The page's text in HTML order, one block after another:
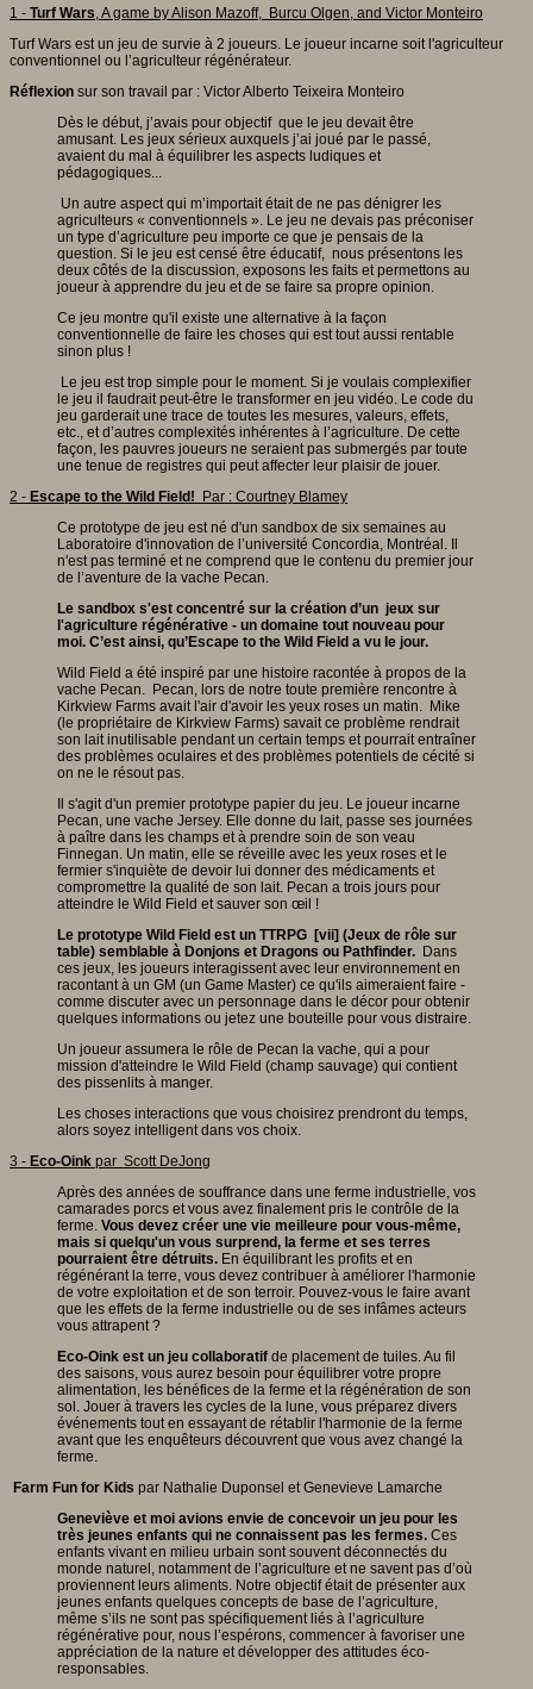
1 - Turf Wars, A game by Alison Mazoff, Burcu Olgen, and Victor Monteiro
Turf Wars est un jeu de survie à 2 joueurs. Le joueur incarne soit l'agriculteur
conventionnel ou l’agriculteur régénérateur.
Réflexion sur son travail par : Victor Alberto Teixeira Monteiro
Dès le début, j’avais pour objectif que le jeu devait être
amusant. Les jeux sérieux auxquels j’ai joué par le passé,
avaient du mal à équilibrer les aspects ludiques et
pédagogiques...
Un autre aspect qui m’importait était de ne pas dénigrer les
agriculteurs « conventionnels ». Le jeu ne devais pas préconiser
un type d’agriculture peu importe ce que je pensais de la
question. Si le jeu est censé être éducatif, nous présentons les
deux côtés de la discussion, exposons les faits et permettons au
joueur à apprendre du jeu et de se faire sa propre opinion.
Ce jeu montre qu'il existe une alternative à la façon
conventionnelle de faire les choses qui est tout aussi rentable
sinon plus !
Le jeu est trop simple pour le moment. Si je voulais complexifier
le jeu il faudrait peut-être le transformer en jeu vidéo. Le code du
jeu garderait une trace de toutes les mesures, valeurs, effets,
etc., et d’autres complexités inhérentes à l’agriculture. De cette
façon, les pauvres joueurs ne seraient pas submergés par toute
une tenue de registres qui peut affecter leur plaisir de jouer.
2 - Escape to the Wild Field! Par : Courtney Blamey
Ce prototype de jeu est né d'un sandbox de six semaines au
Laboratoire d'innovation de l’université Concordia, Montréal. Il
n'est pas terminé et ne comprend que le contenu du premier jour
de l’aventure de la vache Pecan.
Le sandbox s'est concentré sur la création d’un jeux sur
l'agriculture régénérative - un domaine tout nouveau pour
moi. C’est ainsi, qu’Escape to the Wild Field a vu le jour.
Wild Field a été inspiré par une histoire racontée à propos de la
vache Pecan. Pecan, lors de notre toute première rencontre à
Kirkview Farms avait l'air d'avoir les yeux roses un matin. Mike
(le propriétaire de Kirkview Farms) savait ce problème rendrait
son lait inutilisable pendant un certain temps et pourrait entraîner
des problèmes oculaires et des problèmes potentiels de cécité si
on ne le résout pas.
Il s'agit d'un premier prototype papier du jeu. Le joueur incarne
Pecan, une vache Jersey. Elle donne du lait, passe ses journées
à paître dans les champs et à prendre soin de son veau
Finnegan. Un matin, elle se réveille avec les yeux roses et le
fermier s'inquiète de devoir lui donner des médicaments et
compromettre la qualité de son lait. Pecan a trois jours pour
atteindre le Wild Field et sauver son œil !
Le prototype Wild Field est un TTRPG [vii] (Jeux de rôle sur
table) semblable à Donjons et Dragons ou Pathfinder. Dans
ces jeux, les joueurs interagissent avec leur environnement en
racontant à un GM (un Game Master) ce qu'ils aimeraient faire -
comme discuter avec un personnage dans le décor pour obtenir
quelques informations ou jetez une bouteille pour vous distraire.
Un joueur assumera le rôle de Pecan la vache, qui a pour
mission d'atteindre le Wild Field (champ sauvage) qui contient
des pissenlits à manger.
Les choses interactions que vous choisirez prendront du temps,
alors soyez intelligent dans vos choix.
3 - Eco-Oink par Scott DeJong
Après des années de souffrance dans une ferme industrielle, vos
camarades porcs et vous avez finalement pris le contrôle de la
ferme. Vous devez créer une vie meilleure pour vous-même,
mais si quelqu'un vous surprend, la ferme et ses terres
pourraient être détruits. En équilibrant les profits et en
régénérant la terre, vous devez contribuer à améliorer l'harmonie
de votre exploitation et de son terroir. Pouvez-vous le faire avant
que les effets de la ferme industrielle ou de ses infâmes acteurs
vous attrapent ?
Eco-Oink est un jeu collaboratif de placement de tuiles. Au fil
des saisons, vous aurez besoin pour équilibrer votre propre
alimentation, les bénéfices de la ferme et la régénération de son
sol. Jouer à travers les cycles de la lune, vous préparez divers
événements tout en essayant de rétablir l'harmonie de la ferme
avant que les enquêteurs découvrent que vous avez changé la
ferme.
Farm Fun for Kids par Nathalie Duponsel et Genevieve Lamarche
Geneviève et moi avions envie de concevoir un jeu pour les
très jeunes enfants qui ne connaissent pas les fermes. Ces
enfants vivant en milieu urbain sont souvent déconnectés du
monde naturel, notamment de l’agriculture et ne savent pas d’où
proviennent leurs aliments. Notre objectif était de présenter aux
jeunes enfants quelques concepts de base de l’agriculture,
même s’ils ne sont pas spécifiquement liés à l’agriculture
régénérative pour, nous l’espérons, commencer à favoriser une
appréciation de la nature et développer des attitudes éco-
responsables.